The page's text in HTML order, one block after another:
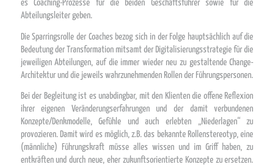
es Coaching-Prozesse für die beiden Geschäftsführer sowie für die
Abteilungsleiter geben.
Die Sparringsrolle der Coaches bezog sich in der Folge hauptsächlich auf die
Bedeutung der Transformation mitsamt der Digitalisierungsstrategie für die
jeweiligen Abteilungen, auf die immer wieder neu zu gestaltende Change-
Architektur und die jeweils wahrzunehmenden Rollen der Führungspersonen.
Bei der Begleitung ist es unabdingbar, mit den Klienten die offene Reflexion
ihrer eigenen Veränderungserfahrungen und der damit verbundenen
Konzepte/Denkmodelle, Gefühle und auch erlebten „Niederlagen“ zu
provozieren. Damit wird es möglich, z.B. das bekannte Rollenstereotyp, eine
(männliche) Führungskraft müsse alles wissen und im Griff haben, zu
entkräften und durch neue, eher zukunftsorientierte Konzepte zu ersetzen.